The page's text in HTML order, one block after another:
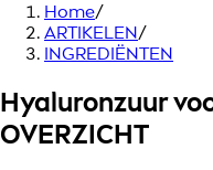
Home/
ARTIKELEN/
INGREDIËNTEN
Hyaluronzuur
OVERZICHT